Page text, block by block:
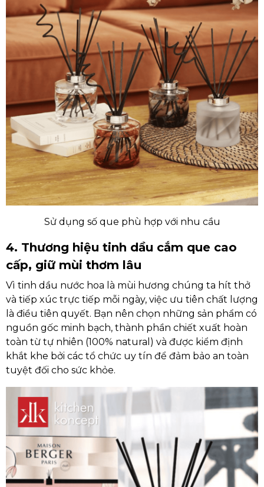
Sử dụng số que phù hợp với nhu cầu
4. Thương hiệu tinh dầu cắm que cao
cấp, giữ mùi thơm lâu
Vì tinh dầu nước hoa là mùi hương chúng ta hít thở
và tiếp xúc trực tiếp mỗi ngày, việc ưu tiên chất lượng
là điều tiên quyết. Bạn nên chọn những sản phẩm có
nguồn gốc minh bạch, thành phần chiết xuất hoàn
toàn từ tự nhiên (100% natural) và được kiểm định
khắt khe bởi các tổ chức uy tín để đảm bảo an toàn
tuyệt đối cho sức khỏe.